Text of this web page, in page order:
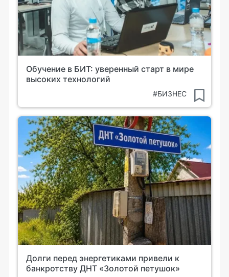
Обучение в БИТ: уверенный старт в мире
высоких технологий
#БИЗНЕС
Долги перед энергетиками привели к
банкротству ДНТ «Золотой петушок»